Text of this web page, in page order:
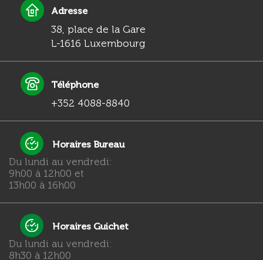
Adresse
38, place de la Gare
L-1616 Luxembourg
Téléphone
+352 4088-8840
Horaires Bureau
Du lundi au vendredi:
9h00 à 12h00 et
13h00 à 16h00
Horaires Guichet
Du lundi au vendredi:
8h30 à 12h00